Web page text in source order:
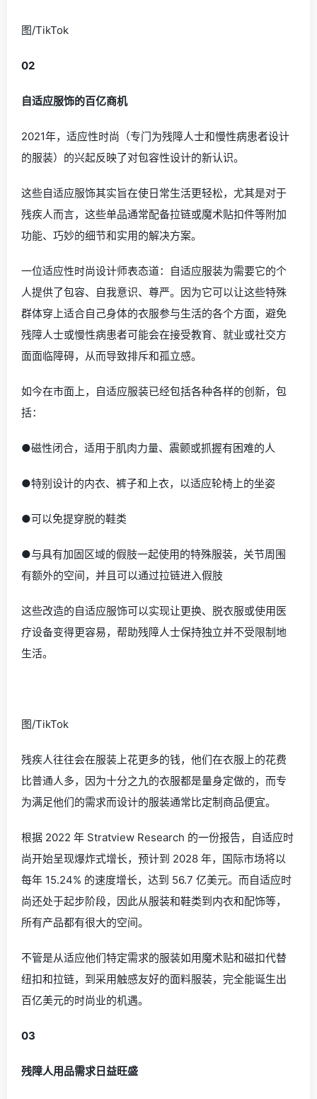
图/TikTok
02
自适应服饰的百亿商机
2021年，适应性时尚（专门为残障人士和慢性病患者设计
的服装）的兴起反映了对包容性设计的新认识。
这些自适应服饰其实旨在使日常生活更轻松， 尤其是对于
残疾人而言，这些单品通常配备拉链或魔术贴扣件等附加
功能、巧妙的细节和实用的解决方案。
一位适应性时尚设计师表态道：
自适应服装为需要它的个
人提供了包容、自我意识、尊严。 因为它可以让这些特殊
群体穿上适合自己身体的衣服参与生活的各个方面，避免
残障人士或慢性病患者可能会在接受教育、就业或社交方
面面临障碍，从而导致排斥和孤立感。
如今在市面上，自适应服装已经包括各种各样的创新，包
括：
●磁性闭合，适用于肌肉力量、震颤或抓握有困难的人
●特别设计的内衣、裤子和上衣，以适应轮椅上的坐姿
●可以免提穿脱的鞋类
●与具有加固区域的假肢一起使用的特殊服装，关节周围
有额外的空间，并且可以通过拉链进入假肢
这些改造的自适应服饰可以实现让更换、脱衣服或使用医
疗设备变得更容易，帮助残障人士保持独立并不受限制地
生活。
图/TikTok
残疾人往往会在服装上花更多的钱，他们在衣服上的花费
比普通人多，因为十分之九的衣服都是量身定做的，而专
为满足他们的需求而设计的服装通常比定制商品便宜。
根据 2022 年 Stratview Research 的一份报告，自适应时
尚开始呈现爆炸式增长， 预计到 2028 年，国际市场将以
每年 15.24% 的速度增长，达到 56.7 亿美元。 而自适应时
尚还处于起步阶段，因此从服装和鞋类到内衣和配饰等，
所有产品都有很大的空间。
不管是从适应他们特定需求的服装如用魔术贴和磁扣代替
纽扣和拉链，到采用触感友好的面料服装，完全能诞生出
百亿美元的时尚业的机遇。
03
残障人用品需求日益旺盛